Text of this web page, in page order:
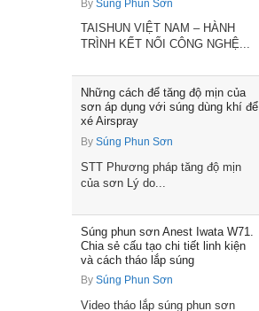
By Súng Phun Sơn
TAISHUN VIỆT NAM – HÀNH
TRÌNH KẾT NỐI CÔNG NGHỆ...
Những cách để tăng độ mịn của
sơn áp dụng với súng dùng khí để
xé Airspray
By Súng Phun Sơn
STT Phương pháp tăng độ mịn
của sơn Lý do...
Súng phun sơn Anest Iwata W71.
Chia sẻ cấu tạo chi tiết linh kiện
và cách tháo lắp súng
By Súng Phun Sơn
Video tháo lắp súng phun sơn